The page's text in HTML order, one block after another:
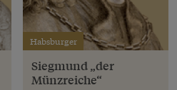
Habsburger
Siegmund „der
Münzreiche“